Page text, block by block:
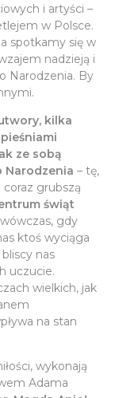
i artyści –
w Polsce.
spotkamy się w
nadzieją i
Narodzenia. By
kilka
ze sobą
Narodzenia – tę,
coraz grubszą
świąt
gdy
ktoś wyciąga
nas
uczucie.
wielkich, jak
na stan
wykonają
Adama